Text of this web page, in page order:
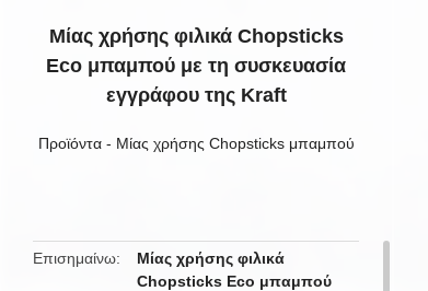
Μίας χρήσης φιλικά Chopsticks
Eco μπαμπού με τη συσκευασία
εγγράφου της Kraft
Προϊόντα- Μίας χρήσης Chopsticks μπαμπού
Επισημαίνω
Μίας χρήσης φιλικά
Chopsticks Eco μπαμπού